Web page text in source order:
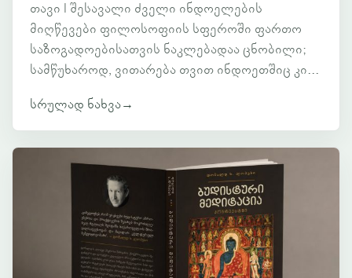
თავი I შესავალი ძველი ინდოელების
მიღწევები ფილოსოფიის სფეროში ფართო
საზოგადოებისათვის ნაკლებადაა ცნობილი;
სამწუხაროდ, ვითარება თვით ინდოეთშიც კი...
სრულად ნახვა→